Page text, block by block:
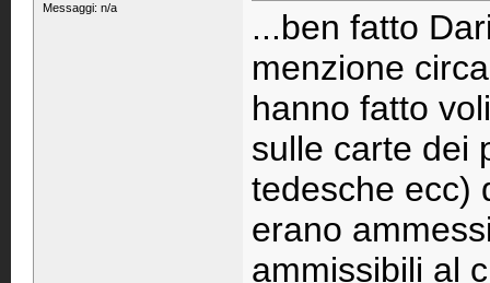
Messaggi: n/a
...ben fatto
menzione
hanno fatto
sulle carte dei
tedesche ecc)
erano
ammissibili al